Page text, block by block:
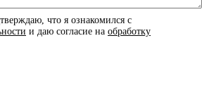
что я ознакомился с
и даю согласие на обработку